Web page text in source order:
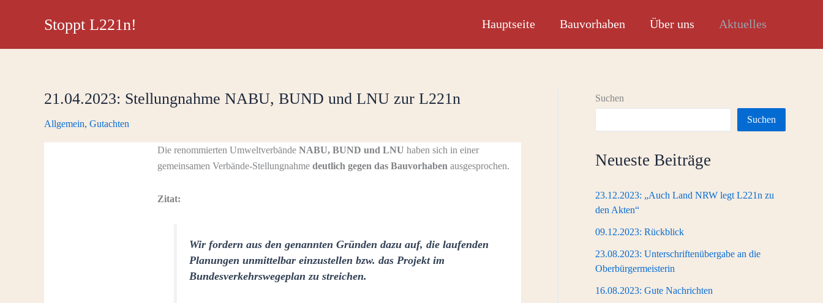
Stoppt L221n! Hauptseite Bauvorhaben Über uns Aktuelles
21.04.2023: Stellungnahme NABU, BUND und LNU zur L221n
Allgemein, Gutachten
Die renommierten UmweltverbändeNABU, BUND und LNU haben sich in einer
gemeinsamen Verbände-Stellungnahmedeutlich gegen das Bauvorhabenausgesprochen.
Zitat:
Wir fordern aus den genannten Gründen dazu auf, die laufenden
Planungen unmittelbar einzustellen bzw. das Projekt im
Bundesverkehrswegeplan zu streichen.
Suchen
Suchen
Neueste Beiträge
23.12.2023: „Auch Land NRW legt L221n zu
den Akten“
09.12.2023: Rückblick
23.08.2023: Unterschriftenübergabe an die
Oberbürgermeisterin
16.08.2023: Gute Nachrichten